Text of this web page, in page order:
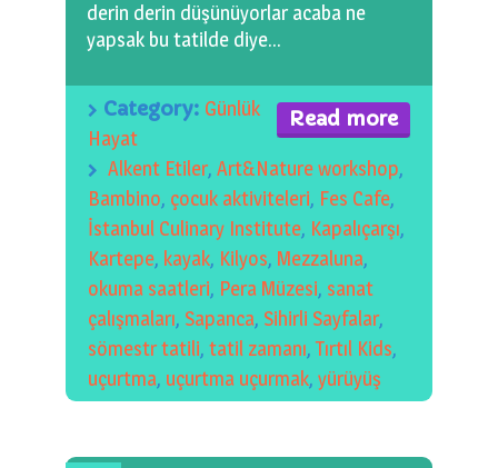
derin derin düşünüyorlar acaba ne
yapsak bu tatilde diye…
Read more
Category: Günlük
Hayat
Alkent Etiler, Art&Nature workshop,
Bambino, çocuk aktiviteleri, Fes Cafe,
İstanbul Culinary Institute, Kapalıçarşı,
Kartepe, kayak, Kilyos, Mezzaluna,
okuma saatleri, Pera Müzesi, sanat
çalışmaları, Sapanca, Sihirli Sayfalar,
sömestr tatili, tatil zamanı,Tırtıl Kids,
uçurtma, uçurtma uçurmak, yürüyüş